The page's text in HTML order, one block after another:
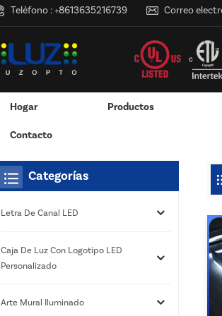
Teléfono :+8613635216739 Correo
Hogar Productos
Contacto
Categorías
Letra De Canal LED
Caja De Luz Con Logotipo LED
Personalizado
Arte Mural Iluminado